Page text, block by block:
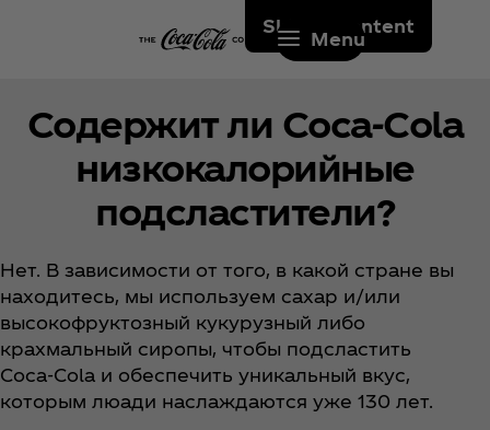
Skip to content
Menu
Содержит ли Coca‑Cola
низкокалорийные
подсластители?
Нет. В зависимости от того, в какой стране вы
находитесь, мы используем сахар и/или
высокофруктозный кукурузный либо
крахмальный сиропы, чтобы подсластить
Coca‑Cola и обеспечить уникальный вкус,
которым люaди наслаждаются уже 130 лет.